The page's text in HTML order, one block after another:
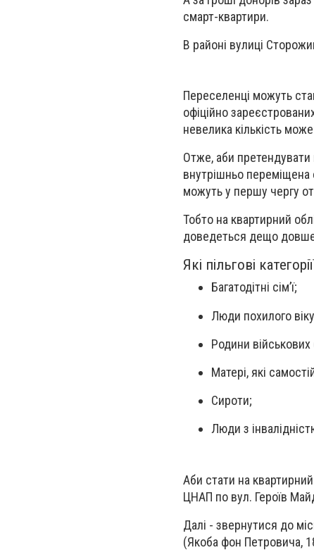
смарт-квартири.
В районі вулиці
Переселенці можуть
офіційно
невелика кількість
Отже, аби претендувати
внутрішньо переміщена
можуть у першу чергу
Тобто на квартирний
доведеться дещо
Які пільгові
Багатодітні сімʼї;
Люди похилого
Родини військових
Матері, які
Сироти;
Люди з
Аби стати на
ЦНАП по вул. Героїв
Далі - звернутися до
(Якоба фон Петровича,